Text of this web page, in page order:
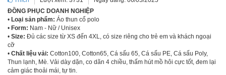
ĐỒNG PHỤC DOANH NGHIỆP
• Loại sản phẩm: Áo thun cổ polo
• Form: Nam - Nữ / Unisex
• Size: Đủ các size từ XS đến 4XL, có size riêng cho trẻ em và khách ngoại
cỡ
• Chất liệu vải: Cotton100, Cotton65, Cá sấu 65, Cá sấu PE, Cá sấu Poly,
Thun lạnh, Mè. Vải dày dặn, co dãn 4 chiều, thấm hút mồ hôi cực tốt, đem lại
cảm giác thoải mái, tự tin.